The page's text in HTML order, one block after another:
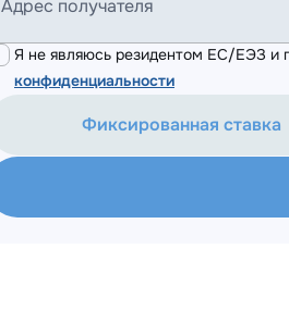
Адрес получателя
Я не являюсь резидентом ЕС/ЕЭЗ и
конфиденциальности
Фиксированная ставка